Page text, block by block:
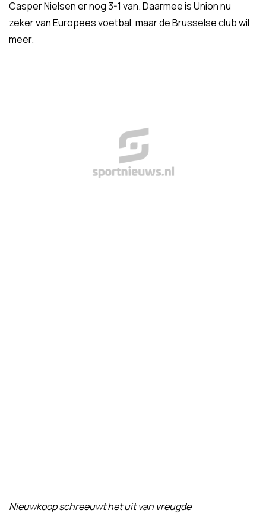
Casper Nielsen er nog 3-1 van. Daarmee is Union nu
zeker van Europees voetbal, maar de Brusselse club wil
meer.
Nieuwkoop schreeuwt het uit van vreugde